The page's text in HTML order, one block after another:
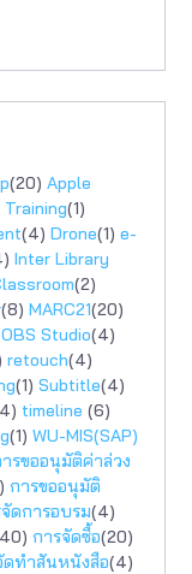
(20) Apple
Training(1)
(4) Drone(1) e-
Inter Library
(2)
(8) MARC21(20)
OBS Studio(4)
retouch(4)
(1) Subtitle(4)
timeline (6)
(1) WU-MIS(SAP)
รขออนุมัติค่าล่วง
การขออนุมัติ
ดการอบรม(4)
การจัดซื้อ(20)
ดทำสันหนังสือ(4)